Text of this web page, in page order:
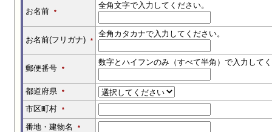
お名前 *
全角文字で入力してください。
お名前(フリガナ) *
全角カタカナで入力してください。
郵便番号 *
数字とハイフンのみ（すべて半角）で入力して
都道府県 *
市区町村 *
番地・建物名 *